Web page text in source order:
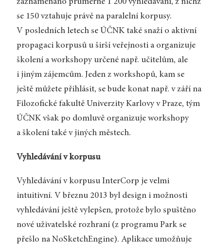
zaznamenáno průměrně 1 200 vyhledávání, z nichž
se 150 vztahuje právě na paralelní korpusy.
V posledních letech se ÚČNK také snaží o aktivní
propagaci korpusů u širší veřejnosti a organizuje
školení a workshopy určené např. učitelům, ale
i jiným zájemcům. Jeden z workshopů, kam se
ještě můžete přihlásit, se bude konat např. v září na
Filozofické fakultě Univerzity Karlovy v Praze, tým
ÚČNK však po domluvě organizuje workshopy
a školení také v jiných městech.
Vyhledávání v korpusu
Vyhledávání v korpusu InterCorp je velmi
intuitivní. V březnu 2013 byl design i možnosti
vyhledávání ještě vylepšen, protože bylo spuštěno
nové uživatelské rozhraní (z programu Park se
přešlo na NoSketchEngine). Aplikace umožňuje